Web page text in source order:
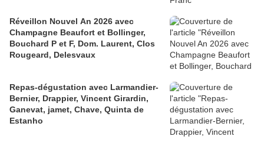
Réveillon Nouvel An 2026 avec
Champagne Beaufort et Bollinger,
Bouchard P et F, Dom. Laurent, Clos
Rougeard, Delesvaux
Repas-dégustation avec Larmandier-
Bernier, Drappier, Vincent Girardin,
Ganevat, jamet, Chave, Quinta de
Estanho